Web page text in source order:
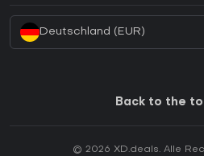
Deutschland (EUR)
Back to the
© 2026 XD.deals. Alle